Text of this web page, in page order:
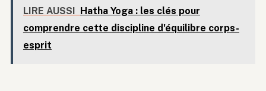
LIRE AUSSI Hatha Yoga : les clés pour
comprendre cette discipline d'équilibre corps-
esprit